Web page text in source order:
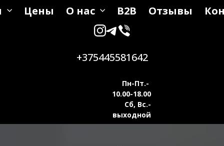
Цены О нас B2B Отзывы
+375445581642
Пн-Пт.-
10.00-18.00
Сб, Вс.-
выходной